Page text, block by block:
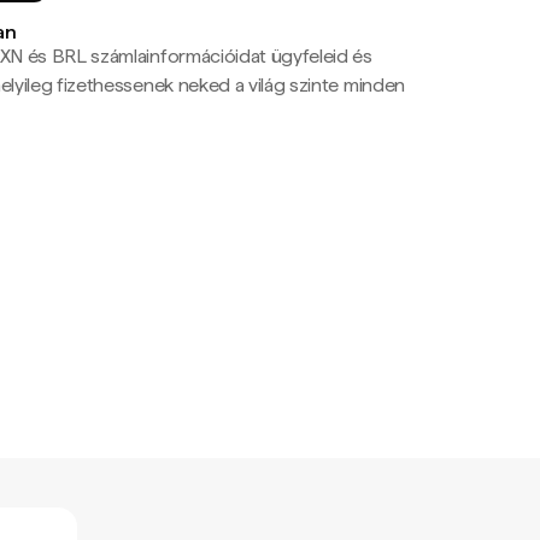
és BRL számlainformációidat ügyfeleid és
fizethessenek neked a világ szinte minden